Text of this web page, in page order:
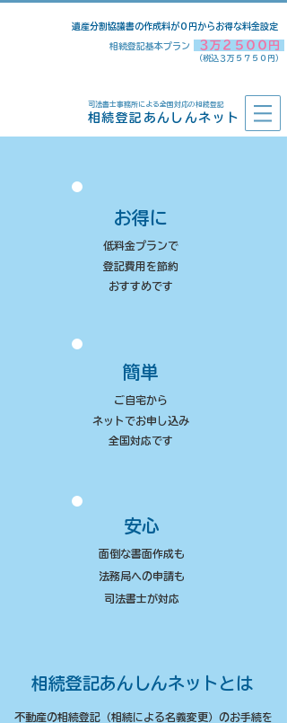
​遺産分割協議書の作成料が０円からお得な料金設定
相続登記基本プラン ３万２５００円
​（税込３万５７５０円）
司法書士事務所による全国対応の相続登記
相続登記あんしんネット
お得に
低料金プランで
登記費用を節約​
​おすすめです
簡単
ご自宅から
ネットでお申し込み
​全国対応です
安心
面倒な書面作成も
法務局への申請も
​司法書士が対応
相続登記あんしんネットとは
不動産の相続登記（相続による名義変更）のお手続を